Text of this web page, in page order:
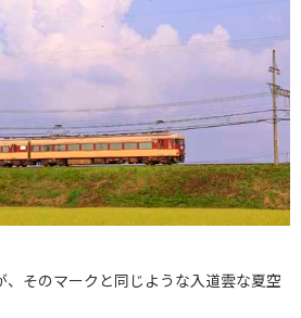
、そのマークと同じような入道雲な夏空